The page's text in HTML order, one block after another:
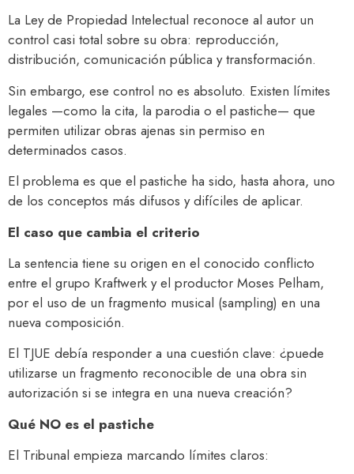
La Ley de Propiedad Intelectual reconoce al autor un
control casi total sobre su obra: reproducción,
distribución, comunicación pública y transformación.
Sin embargo, ese control no es absoluto. Existen límites
legales —como la cita, la parodia o el pastiche— que
permiten utilizar obras ajenas sin permiso en
determinados casos.
El problema es que el pastiche ha sido, hasta ahora, uno
de los conceptos más difusos y difíciles de aplicar.
El caso que cambia el criterio
La sentencia tiene su origen en el conocido conflicto
entre el grupo Kraftwerk y el productor Moses Pelham,
por el uso de un fragmento musical (sampling) en una
nueva composición.
El TJUE debía responder a una cuestión clave: ¿puede
utilizarse un fragmento reconocible de una obra sin
autorización si se integra en una nueva creación?
Qué NO es el pastiche
El Tribunal empieza marcando límites claros: